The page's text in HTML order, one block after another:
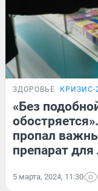
ЗДОРОВЬЕ КРИЗИС-
«Без
пропал
препарат для
5 марта, 2024, 11:30